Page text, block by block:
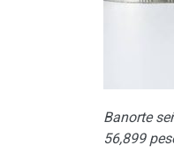
Banorte
56,899